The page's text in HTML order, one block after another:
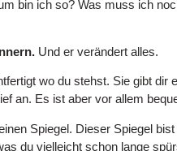
bin ich so? Was muss ich
Und er verändert alles.
wo du stehst. Sie gibt dir
an. Es ist aber vor allem
Spiegel. Dieser Spiegel
du vielleicht schon lange